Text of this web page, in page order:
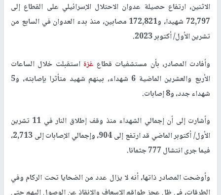
الاثنين، ارتفاع حصيلة عدوان الاحتلال الإسرائيلي على القطاع إلى
72,797 شهيدا، و172,821 مصابين، منذ بدء العدوان في السابع من
تشرين الأول/ أكتوبر 2023.
وأفادت المصادر، بأن مستشفيات قطاع غزة استقبلت خلال الساعات
الأربع والعشرين الماضية 6 شهداء، بينهم شهيد متأثرا بإصابته، و5
شهداء جدد، و8 إصابات.
وأشارت إلى أن إجمالي الشهداء منذ وقف إطلاق النار في 11 تشرين
الأول/ أكتوبر الماضي قد ارتفع إلى 904، وإجمالي الإصابات إلى 2,713،
فيما جرى انتشال 777 جثمانا.
وأوضحت المصادر ذاتها، أنه لا يزال عدد من الضحايا تحت الركام وفي